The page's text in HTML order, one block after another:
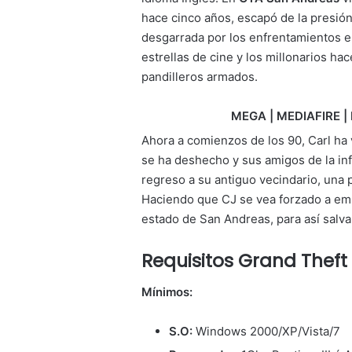
hace cinco años, escapó de la
desgarrada por los enfrentamientos
estrellas de cine y los millonarios
pandilleros armados.
MEGA | MEDIAFIRE |
Ahora a comienzos de los 90, Carl
se ha deshecho y sus amigos de la
regreso a su antiguo vecindario,
Haciendo que CJ se vea forzado a
estado de San Andreas, para así
Requisitos Grand
Mínimos:
S.O:Windows 2000/XP/Vista/7